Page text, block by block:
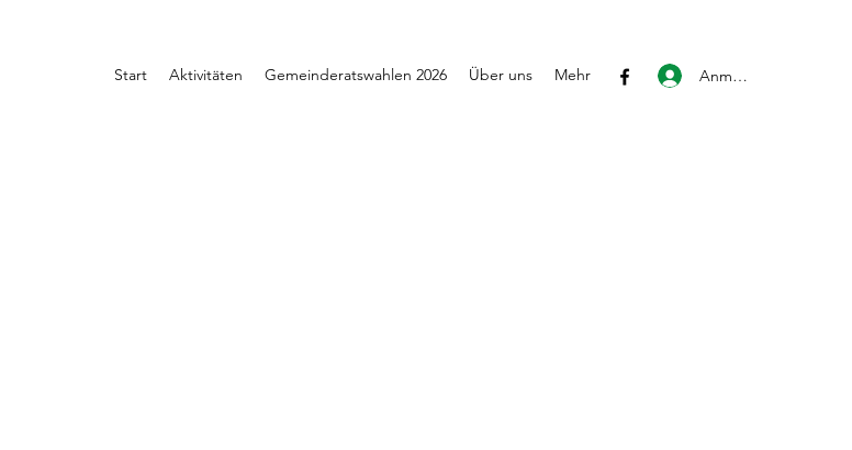
Start Aktivitäten Gemeinderatswahlen 2026 Über uns Mehr Anmelden